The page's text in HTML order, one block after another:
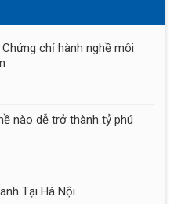
chỉ hành nghề môi
nào dễ trở thành tỷ phú
Tại Hà Nội